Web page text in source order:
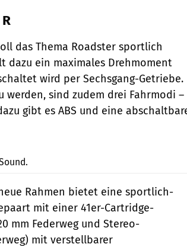
das Thema Roadster sportlich
dazu ein maximales Drehmoment
wird per Sechsgang-Getriebe.
werden, sind zudem drei Fahrmodi –
gibt es ABS und eine
Rahmen bietet eine sportlich-
mit einer 41er-Cartridge-
mm Federweg und Stereo-
mit verstellbarer